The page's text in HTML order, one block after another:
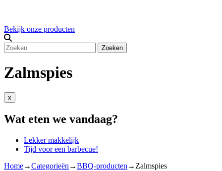
Bekijk onze producten
Zoeken
Zalmspies
x
Wat eten we vandaag?
Lekker makkelijk
Tijd voor een barbecue!
Home→Categorieën →BBQ-producten → Zalmspies